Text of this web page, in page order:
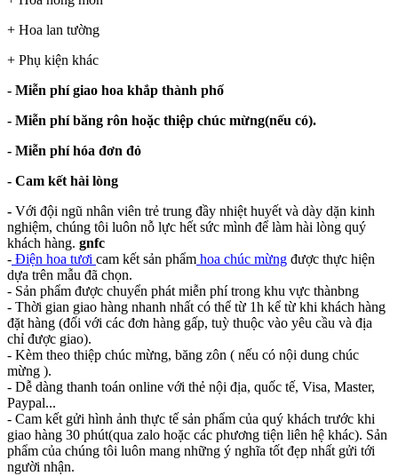
+ Hoa lan tường
+ Phụ kiện khác
- Miễn phí giao hoa khắp thành phố
- Miễn phí băng rôn hoặc thiệp chúc mừng(nếu có).
- Miễn phí hóa đơn đỏ
- Cam kết hài lòng
- Với đội ngũ nhân viên trẻ trung đầy nhiệt huyết và dày dặn kinh
nghiệm, chúng tôi luôn nỗ lực hết sức mình để làm hài lòng quý
khách hàng. gnfc
- Điện hoa tươi cam kết sản phẩm hoa chúc mừng được thực hiện
dựa trên mẫu đã chọn.
- Sản phẩm được chuyển phát miễn phí trong khu vực thànbng
- Thời gian giao hàng nhanh nhất có thể từ 1h kể từ khi khách hàng
đặt hàng (đối với các đơn hàng gấp, tuỳ thuộc vào yêu cầu và địa
chỉ được giao).
- Kèm theo thiệp chúc mừng, băng zôn ( nếu có nội dung chúc
mừng ).
- Dễ dàng thanh toán online với thẻ nội địa, quốc tế, Visa, Master,
Paypal...
- Cam kết gửi hình ảnh thực tế sản phẩm của quý khách trước khi
giao hàng 30 phút(qua zalo hoặc các phương tiện liên hệ khác). Sản
phẩm của chúng tôi luôn mang những ý nghĩa tốt đẹp nhất gửi tới
người nhận.